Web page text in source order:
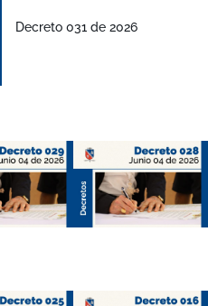
Decreto 031 de 2026
Decreto
029 de
2026